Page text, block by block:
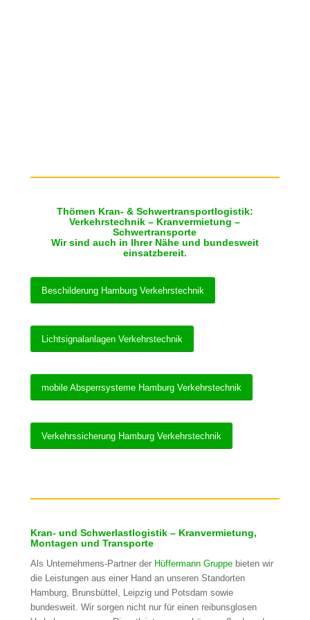
Thömen Kran- & Schwertransportlogistik:
Verkehrstechnik – Kranvermietung –
Schwertransporte
Wir sind auch in Ihrer Nähe und bundesweit
einsatzbereit.
Beschilderung Hamburg Verkehrstechnik
Lichtsignalanlagen Verkehrstechnik
mobile Absperrsysteme Hamburg Verkehrstechnik
Verkehrssicherung Hamburg Verkehrstechnik
Kran- und Schwerlastlogistik – Kranvermietung,
Montagen und Transporte
Als Unternehmens-Partner der Hüffermann Gruppebieten wir
die Leistungen aus einer Hand an unseren Standorten
Hamburg, Brunsbüttel, Leipzig und Potsdam sowie
bundesweit. Wir sorgen nicht nur für einen reibunsglosen